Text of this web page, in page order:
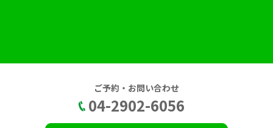
ご予約・お問い合わせ
04-2902-6056